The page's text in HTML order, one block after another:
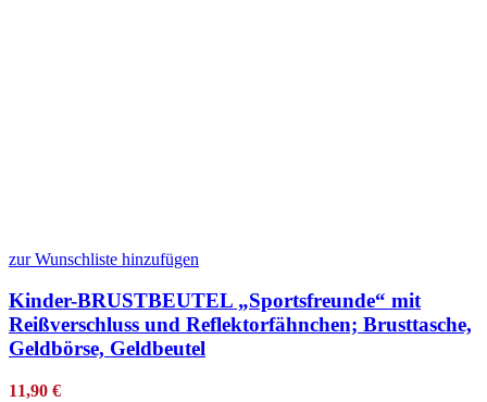
zur Wunschliste hinzufügen
Kinder-BRUSTBEUTEL „Sportsfreunde“ mit
Reißverschluss und Reflektorfähnchen; Brusttasche,
Geldbörse, Geldbeutel
11,90 €